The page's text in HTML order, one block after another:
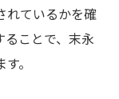
れているかを確
ことで、末永
。